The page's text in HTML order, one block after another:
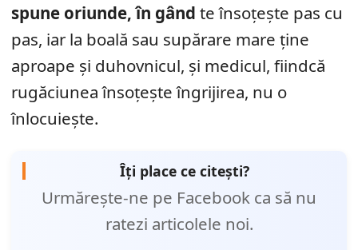
spune oriunde, în gând te însoțește pas cu
pas, iar la boală sau supărare mare ține
aproape și duhovnicul, și medicul, fiindcă
rugăciunea însoțește îngrijirea, nu o
înlocuiește.
Îți place ce citești?
Urmărește-ne pe Facebook ca să nu
ratezi articolele noi.